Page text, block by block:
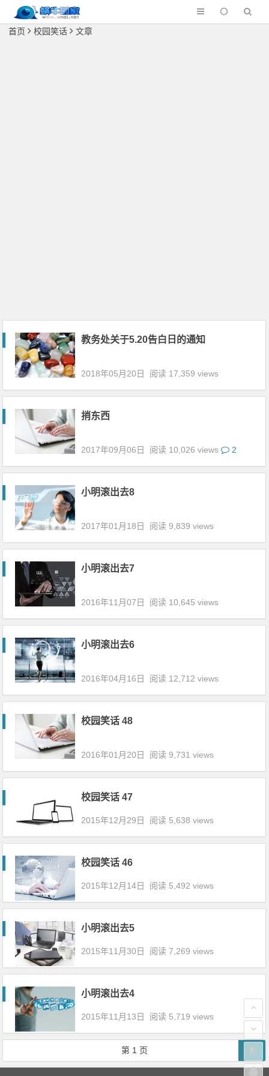
首页 校园笑话 文章
教务处关于5.20告白日的通知
2018年05月20日 阅读 17,359 views
捎东西
2017年09月06日 阅读 10,026 views 2
小明滚出去8
2017年01月18日 阅读 9,839 views
小明滚出去7
2016年11月07日 阅读 10,645 views
小明滚出去6
2016年04月16日 阅读 12,712 views
校园笑话 48
2016年01月20日 阅读 9,731 views
校园笑话 47
2015年12月29日 阅读 5,638 views
校园笑话 46
2015年12月14日 阅读 5,492 views
小明滚出去5
2015年11月30日 阅读 7,269 views
小明滚出去4
2015年11月13日 阅读 5,719 views
第 1 页 繁